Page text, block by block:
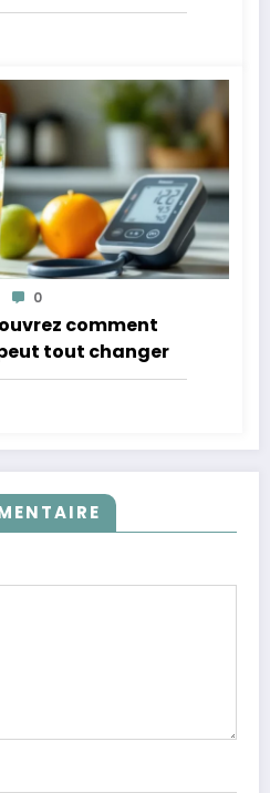
0
comment
tout changer